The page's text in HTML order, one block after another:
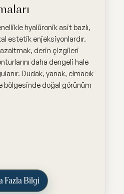
hyalüronik asit bazlı,
estetik enjeksiyonlardır.
azaltmak, derin çizgileri
daha dengeli hale
Dudak, yanak, elmacık
bölgesinde doğal görünüm
Fazla Bilgi